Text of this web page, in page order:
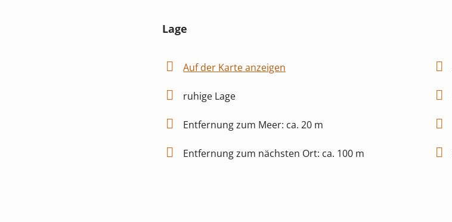
Lage
Auf der Karte anzeigen
ruhige Lage
Entfernung zum Meer: ca. 20 m
Entfernung zum nächsten Ort: ca. 100 m